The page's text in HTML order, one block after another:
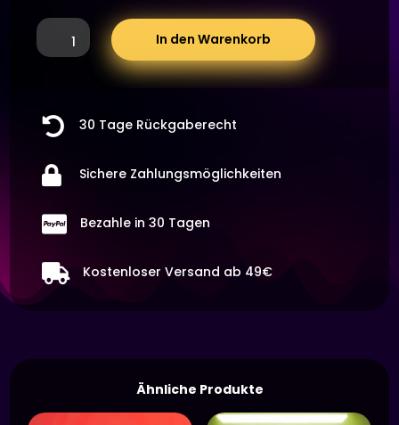
19,90 €
ist:
16,90 €.
Drunken
Tower
Shotgläser,
partyspiel,
tipsy
tower
Menge
In den Warenkorb
 30 Tage Rückgaberecht
 Sichere Zahlungsmöglichkeiten
 Bezahle in 30 Tagen
 Kostenloser Versand ab 49€
Ähnliche Produkte